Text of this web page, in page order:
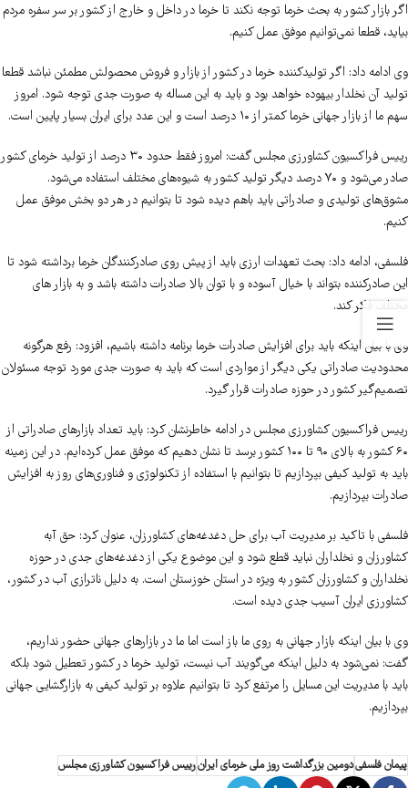
اگر بازار کشور به بحث خرما توجه نکند تا خرما در داخل و خارج از کشور بر سر سفره مردم
بیاید، قطعا نمی‌توانیم موفق عمل کنیم.
وی ادامه داد: اگر تولیدکننده خرما در کشور از بازار و فروش محصولش مطمئن نباشد قطعا
تولید آن نخلدار بیهوده خواهد بود و باید به این مساله به صورت جدی توجه شود. امروز
سهم ما از بازار جهانی خرما کمتر از ۱۰ درصد است و این عدد برای ایران بسیار پایین است.
رییس فراکسیون کشاورزی مجلس گفت: امروز فقط حدود ۳۰ درصد از تولید خرمای کشور
صادر می‌شود و ۷۰ درصد دیگر تولید کشور به شیوه‌های مختلف استفاده می‌شود.
مشوق‌های تولیدی و صادراتی باید باهم دیده شود تا بتوانیم در هر دو بخش موفق عمل
کنیم.
فلسفی، ادامه داد: بحث تعهدات ارزی باید از پیش روی صادرکنندگان خرما برداشته شود تا
این صادرکننده بتواند با خیال آسوده و با توان بالا صادرات داشته باشد و به بازار های
مختلف فکر کند.
وی با بیان اینکه باید برای افزایش صادرات خرما برنامه داشته باشیم، افزود: رفع هرگونه
محدودیت صادراتی یکی دیگر از مواردی است که باید به صورت جدی مورد توجه مسئولان
تصمیم‌گیر کشور در حوزه صادرات قرار گیرد.
رییس فراکسیون کشاورزی مجلس در ادامه خاطرنشان کرد: باید تعداد بازارهای صادراتی از
۶۰ کشور به بالای ۹۰ تا ۱۰۰ کشور برسد تا نشان دهیم که موفق عمل کرده‌ایم. در این زمینه
باید به تولید کیفی بپردازیم تا بتوانیم با استفاده از تکنولوژی و فناوری‌های روز به افزایش
صادرات بپردازیم.
فلسفی با تاکید بر مدیریت آب برای حل دغدغه‌های کشاورزان، عنوان کرد: حق آبه
کشاورزان و نخلداران نباید قطع شود و این موضوع یکی از دغدغه‌های جدی در حوزه
نخلداران و کشاورزان کشور به ویژه در استان خوزستان است. به دلیل ناترازی آب در کشور،
کشاورزی ایران آسیب جدی دیده است.
وی با بیان اینکه بازار جهانی به روی ما باز است اما ما در بازارهای جهانی حضور نداریم،
گفت: نمی‌شود به دلیل اینکه می‌گویند آب نیست، تولید خرما در کشور تعطیل شود بلکه
باید با مدیریت این مسایل را مرتفع کرد تا بتوانیم علاوه بر تولید کیفی به بازارگشایی جهانی
بپردازیم.
پیمان فلسفیدومین بزرگداشت روز ملی خرمای ایرانرییس فراکسیون کشاورزی مجلس